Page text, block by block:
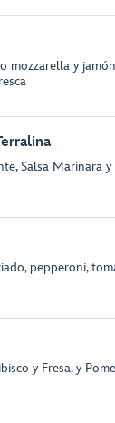
mozzarella y
Salsa Marinara y
pepperoni,
y Fresa, y